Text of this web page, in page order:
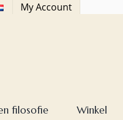
My Account
filosofie Winkel